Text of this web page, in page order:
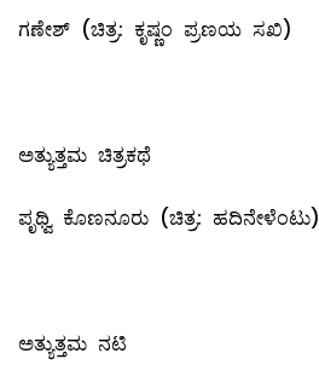
ಗಣೇಶ್ (ಚಿತ್ರ: ಕೃಷ್ಣಂ ಪ್ರಣಯ ಸಖಿ)
ಅತ್ಯುತ್ತಮ ಚಿತ್ರಕಥೆ
ಪೃಥ್ವಿ ಕೊಣನೂರು (ಚಿತ್ರ: ಹದಿನೇಳೆಂಟು)
ಅತ್ಯುತ್ತಮ ನಟಿ